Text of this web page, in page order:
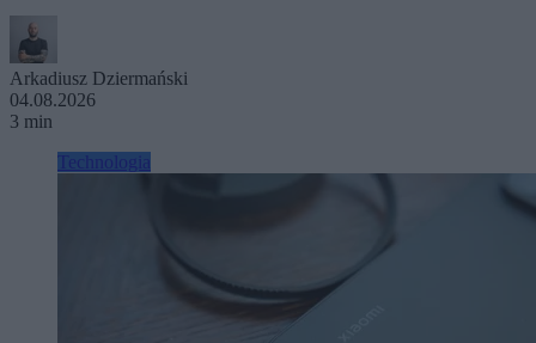
Arkadiusz Dziermański
04.08.2026
3 min
Technologia